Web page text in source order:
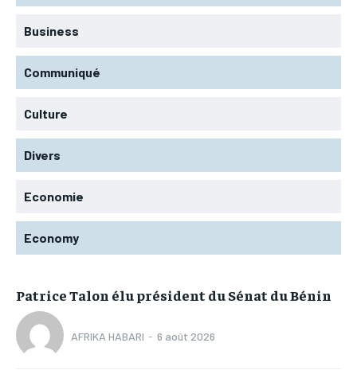
Business
Communiqué
Culture
Divers
Economie
Economy
Patrice Talon élu président du Sénat du Bénin
AFRIKA HABARI - 6 août 2026